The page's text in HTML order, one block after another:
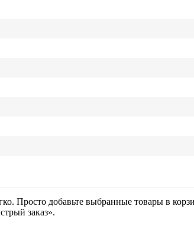
Просто добавьте выбранные товары в
заказ».